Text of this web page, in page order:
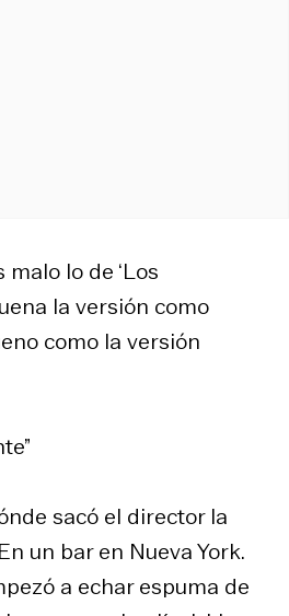
malo lo de ‘Los
la versión como
como la versión
sacó el director la
un bar en Nueva York.
a echar espuma de